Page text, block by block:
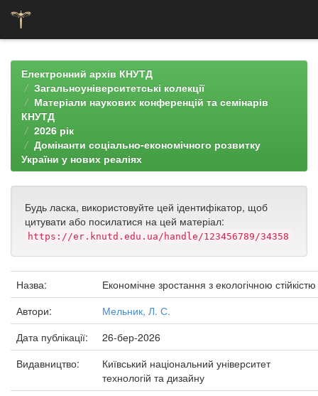
navigationЕлектронний архів КНУТД
Загальноуніверситетські колекції
Матеріали наукових конференцій та семінарів
КНУТД
2026 рік
Домінанти соціально-економічного розвитку
України у нових реаліях
Будь ласка, використовуйте цей ідентифікатор, щоб
цитувати або посилатися на цей матеріал:
https://er.knutd.edu.ua/handle/123456789/34358
Назва:
Економічне зростання з екологічною стійкістю
Автори:
Мельник, Л. С.
Дата публікації:
26-бер-2026
Видавництво:
Київський національний університет
технологій та дизайну